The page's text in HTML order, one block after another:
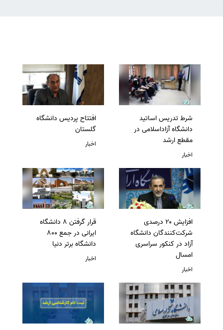
شرط تدریس اساتید
دانشگاه آزاداسلامی در
مقطع ارشد
اخبار
افتتاح پردیس دانشگاه
گلستان
اخبار
افزایش ۲۰ درصدی
شرکت‌کنندگان دانشگاه
آزاد در کنکور سراسری
امسال
اخبار
قرار گرفتن 8 دانشگاه
ایرانی در جمع 800
دانشگاه برتر دنیا
اخبار